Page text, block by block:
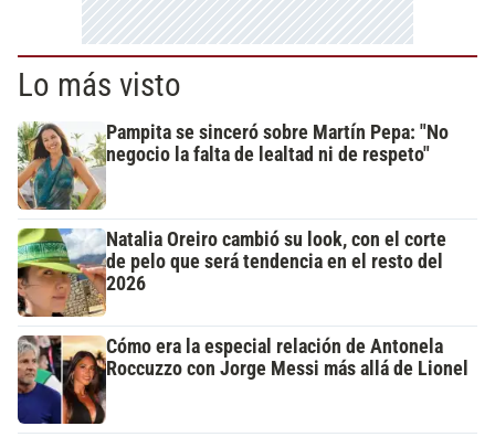
Lo más visto
Pampita se sinceró sobre Martín Pepa: "No
negocio la falta de lealtad ni de respeto"
Natalia Oreiro cambió su look, con el corte
de pelo que será tendencia en el resto del
2026
Cómo era la especial relación de Antonela
Roccuzzo con Jorge Messi más allá de Lionel